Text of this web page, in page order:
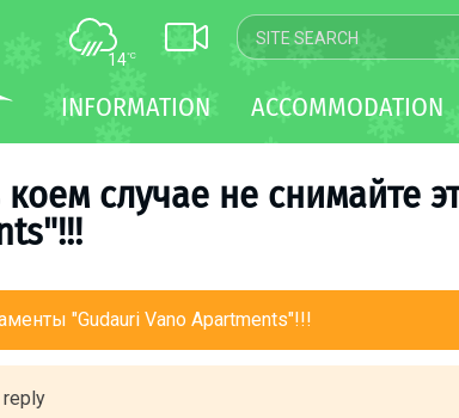
14°C
INFORMATION ACCOMMODATION
случае не снимайте
"Gudauri Vano Apartments"!!!
reply
TRANSFER